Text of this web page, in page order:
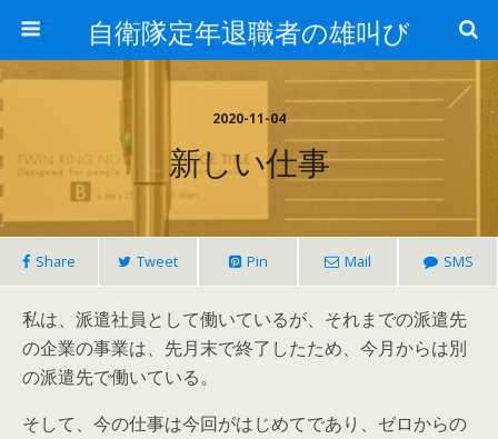
自衛隊定年退職者の雄叫び
2020-11-04
新しい仕事
Share Tweet Pin Mail SMS
私は、派遣社員として働いているが、それまでの派遣先
の企業の事業は、先月末で終了したため、今月からは別
の派遣先で働いている。
そして、今の仕事は今回がはじめてであり、ゼロからの